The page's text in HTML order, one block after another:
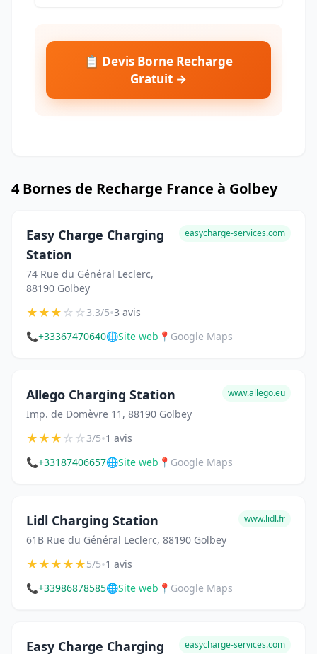
📋 Devis Borne Recharge
Gratuit →
4 Bornes de Recharge France à Golbey
Easy Charge Charging
Station
74 Rue du Général Leclerc,
88190 Golbey
easycharge-services.com
★★★☆☆3.3/5•3 avis
📞+33367470640🌐Site web 📍 Google Maps
Allego Charging Station
Imp. de Domèvre 11, 88190 Golbey
www.allego.eu
★★★☆☆3/5•1 avis
📞+33187406657🌐Site web 📍 Google Maps
Lidl Charging Station
61B Rue du Général Leclerc, 88190 Golbey
www.lidl.fr
★★★★★5/5•1 avis
📞+33986878585🌐Site web 📍 Google Maps
Easy Charge Charging easycharge-services.com